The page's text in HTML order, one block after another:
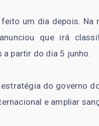
um dia depois.
que irá
partir do dia 5 junho.
do governo
e ampliar